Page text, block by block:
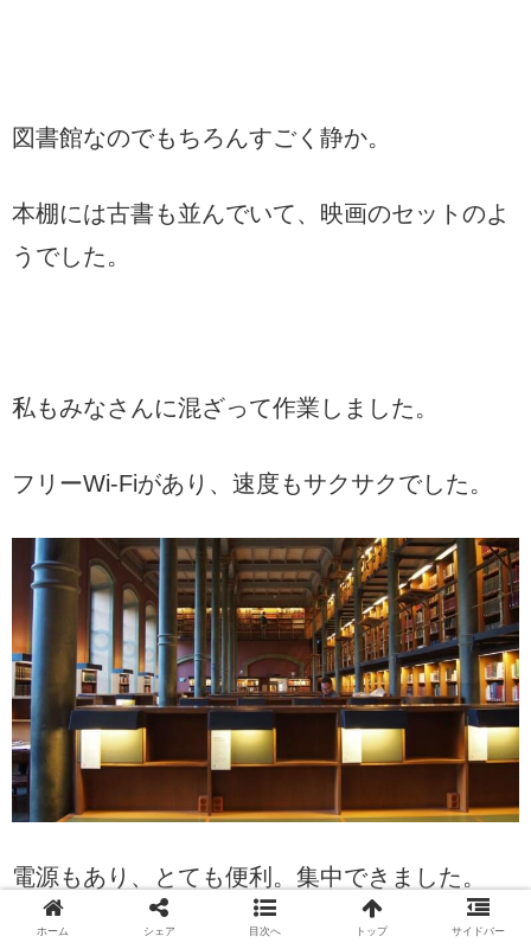
図書館なのでもちろんすごく静か。
本棚には古書も並んでいて、映画のセットのよ
うでした。
私もみなさんに混ざって作業しました。
フリーWi-Fiがあり、速度もサクサクでした。
電源もあり、とても便利。集中できました。
ホーム シェア 目次へ トップ サイドバー